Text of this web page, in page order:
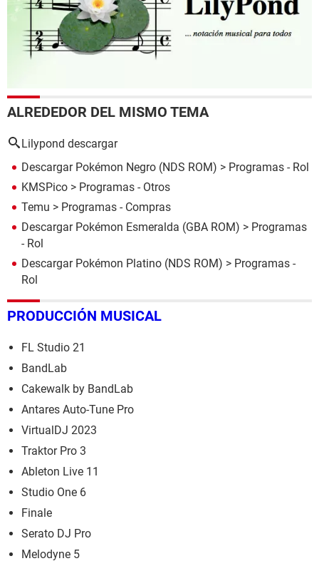
ALREDEDOR DEL MISMO TEMA
Lilypond descargar
Descargar Pokémon Negro (NDS ROM) > Programas - Rol
KMSPico > Programas - Otros
Temu > Programas - Compras
Descargar Pokémon Esmeralda (GBA ROM) > Programas
- Rol
Descargar Pokémon Platino (NDS ROM) > Programas -
Rol
PRODUCCIÓN MUSICAL
FL Studio 21
BandLab
Cakewalk by BandLab
Antares Auto-Tune Pro
VirtualDJ 2023
Traktor Pro 3
Ableton Live 11
Studio One 6
Finale
Serato DJ Pro
Melodyne 5